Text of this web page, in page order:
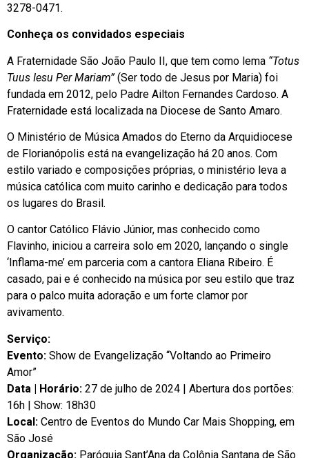
3278-0471.
Conheça os convidados especiais
A Fraternidade São João Paulo II, que tem como lema “Totus
Tuus Iesu Per Mariam”(Ser todo de Jesus por Maria) foi
fundada em 2012, pelo Padre Ailton Fernandes Cardoso. A
Fraternidade está localizada na Diocese de Santo Amaro.
O Ministério de Música Amados do Eterno da Arquidiocese
de Florianópolis está na evangelização há 20 anos. Com
estilo variado e composições próprias, o ministério leva a
música católica com muito carinho e dedicação para todos
os lugares do Brasil.
O cantor Católico Flávio Júnior, mas conhecido como
Flavinho, iniciou a carreira solo em 2020, lançando o single
‘Inflama-me’ em parceria com a cantora Eliana Ribeiro. É
casado, pai e é conhecido na música por seu estilo que traz
para o palco muita adoração e um forte clamor por
avivamento.
Serviço:
Evento: Show de Evangelização “Voltando ao Primeiro
Amor”
Data | Horário: 27 de julho de 2024 | Abertura dos portões:
16h | Show: 18h30
Local: Centro de Eventos do Mundo Car Mais Shopping, em
São José
Organização: Paróquia Sant’Ana da Colônia Santana de São